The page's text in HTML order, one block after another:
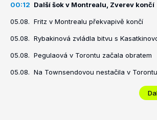
00:12 Další šok v Montrealu, Zverev končí
05.08. Fritz v Montrealu překvapivě končí
05.08. Rybakinová zvládla bitvu s
05.08. Pegulaová v Torontu začala obratem
05.08. Na Townsendovou nestačila v